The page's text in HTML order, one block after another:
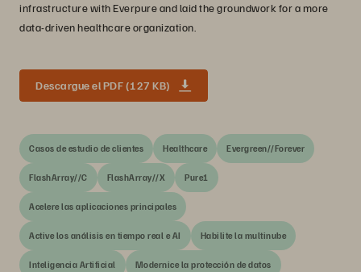
infrastructure with Everpure and laid the groundwork for a more
data-driven healthcare organization.
Descargue el PDF (127 KB)
Casos de estudio de clientes Healthcare Evergreen//Forever
FlashArray//C FlashArray//X Pure1
Acelere las aplicaciones principales
Active los análisis en tiempo real e AI Habilite la multinube
Inteligencia Artificial Modernice la protección de datos